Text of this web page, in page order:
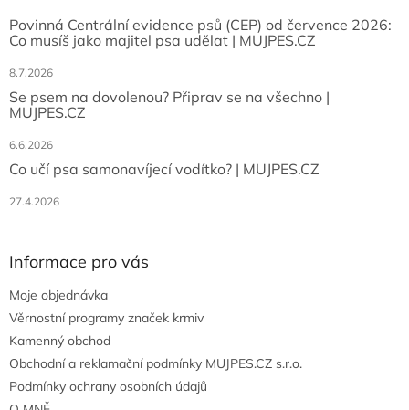
Povinná Centrální evidence psů (CEP) od července 2026:
Co musíš jako majitel psa udělat | MUJPES.CZ
8.7.2026
Se psem na dovolenou? Připrav se na všechno |
MUJPES.CZ
6.6.2026
Co učí psa samonavíjecí vodítko? | MUJPES.CZ
27.4.2026
Informace pro vás
Moje objednávka
Věrnostní programy značek krmiv
Kamenný obchod
Obchodní a reklamační podmínky MUJPES.CZ s.r.o.
Podmínky ochrany osobních údajů